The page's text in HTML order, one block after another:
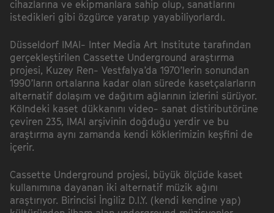
cihazlarına ve ekipmanlara sahip olup, sanatlarını
istedikleri gibi özgürce yaratıp yayabiliyorlardı.
Düsseldorf IMAI- Inter Media Art Institute tarafından
gerçekleştirilen Cassette Underground araştırma
projesi, Kuzey Ren- Vestfalya’da 1970’lerin sonundan
1990’ların ortalarına kadar olan sürede kasetçalarların
alternatif dolaşım ve dağıtım ağlarının izlerini sürüyor.
Kölndeki kaset dükkanını video- sanat distiributörüne
çeviren 235, IMAI arşivinin doğduğu yerdir ve bu
araştırma aynı zamanda kendi köklerimizin keşfini de
içerir.
Cassette Underground projesi, büyük ölçüde kaset
kullanımına dayanan iki alternatif müzik ağını
araştırıyor. Birincisi İngiliz D.I.Y. (kendi kendine yap)